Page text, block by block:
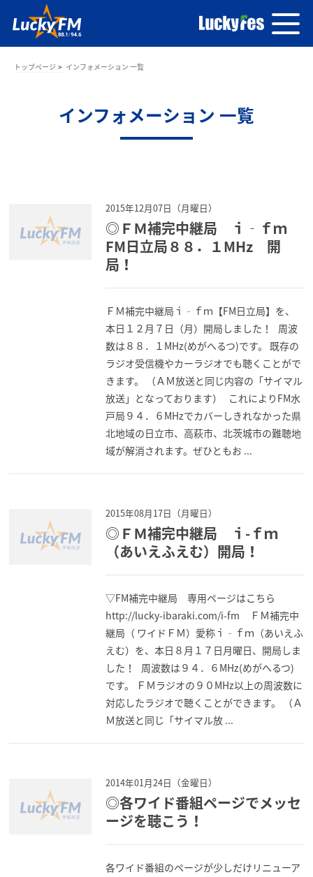
トップページ インフォメーション 一覧
インフォメーション 一覧
2015年12月07日（月曜日）
◎ＦＭ補完中継局 ｉ‐ｆｍ
FM日立局８８．１MHz 開
局！
ＦＭ補完中継局ｉ‐ｆｍ【FM日立局】を、
本日１２月７日（月）開局しました！ 周波
数は８８．１MHz(めがへるつ)です。 既存の
ラジオ受信機やカーラジオでも聴くことがで
きます。 （ＡＭ放送と同じ内容の「サイマル
放送」となっております） これによりFM水
戸局９４．６MHzでカバーしきれなかった県
北地域の日立市、高萩市、北茨城市の難聴地
域が解消されます。ぜひともお ...
2015年08月17日（月曜日）
◎ＦＭ補完中継局 ｉ-ｆｍ
（あいえふえむ）開局！
▽FM補完中継局 専用ページはこちら
http://lucky-ibaraki.com/i-fm ＦＭ補完中
継局（ ワイドＦＭ）愛称ｉ‐ｆｍ（あいえふ
えむ）を、本日８月１７日月曜日、開局しま
した！ 周波数は９４．６MHz(めがへるつ)
です。 ＦＭラジオの９０MHz以上の周波数に
対応したラジオで聴くことができます。 （Ａ
Ｍ放送と同じ「サイマル放 ...
2014年01月24日（金曜日）
◎各ワイド番組ページでメッセ
ージを聴こう！
各ワイド番組のページが少しだけリニューア